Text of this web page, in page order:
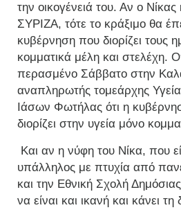
την οικογένειά του. Αν ο
ΣΥΡΙΖΑ, τότε το κράξιμο θα
κυβέρνηση που διορίζει τους
κομματικά μέλη και στελέχη.
περασμένο Σάββατο στην
αναπληρωτής τομεάρχης
Ιάσων Φωτήλας ότι η
διορίζει στην υγεία μόνο
Και αν η νύφη του Νίκα, που
υπάλληλος με πτυχία από
και την Εθνική Σχολή Δημόσιας
να είναι και ικανή και κάνει